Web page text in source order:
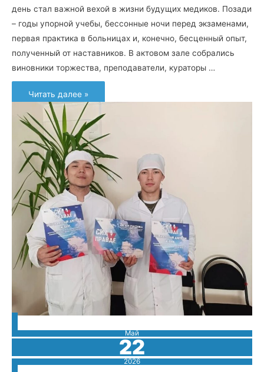
день стал важной вехой в жизни будущих медиков. Позади
– годы упорной учебы, бессонные ночи перед экзаменами,
первая практика в больницах и, конечно, бесценный опыт,
полученный от наставников. В актовом зале собрались
виновники торжества, преподаватели, кураторы …
С
теплотой
надеждой
на
будущее!
Читать далее »
Май
22
2026